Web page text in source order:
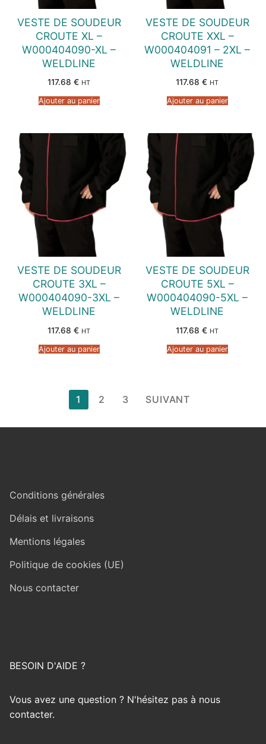
VESTE DE SOUDEUR
CROUTE XL –
W000404090-XL –
WELDLINE
117.68 € HT
Ajouter au panier
VESTE DE SOUDEUR
CROUTE XXL –
W000404091 – 2XL –
WELDLINE
117.68 € HT
Ajouter au panier
VESTE DE SOUDEUR
CROUTE 3XL –
W000404090-3XL –
WELDLINE
117.68 € HT
Ajouter au panier
VESTE DE SOUDEUR
CROUTE 5XL –
W000404090-5XL –
WELDLINE
117.68 € HT
Ajouter au panier
Pagination
publications
1 2 3 SUIVANT
Conditions générales
Délais et livraisons
Mentions légales
Politique de cookies (UE)
Nous contacter
BESOIN D'AIDE ?
Vous avez une question ? N'hésitez pas à nous
contacter.